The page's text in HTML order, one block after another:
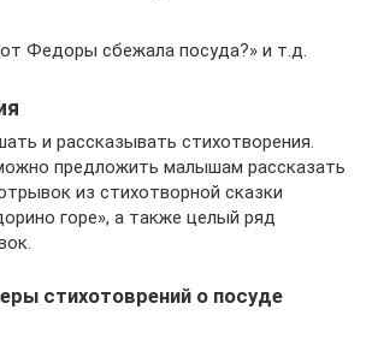
Федоры сбежала посуда?» и т.д.
и рассказывать стихотворения.
предложить малышам рассказать
из стихотворной сказки
горе», а также целый ряд
стихотоврений о посуде